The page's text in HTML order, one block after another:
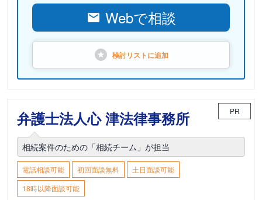
Webで相談
検討リストに追加
弁護士法人心 津法律事務所 PR
相続案件のための「相続チーム」が担当
電話相談可能 初回面談無料
土日面談可能
18時以降面談可能